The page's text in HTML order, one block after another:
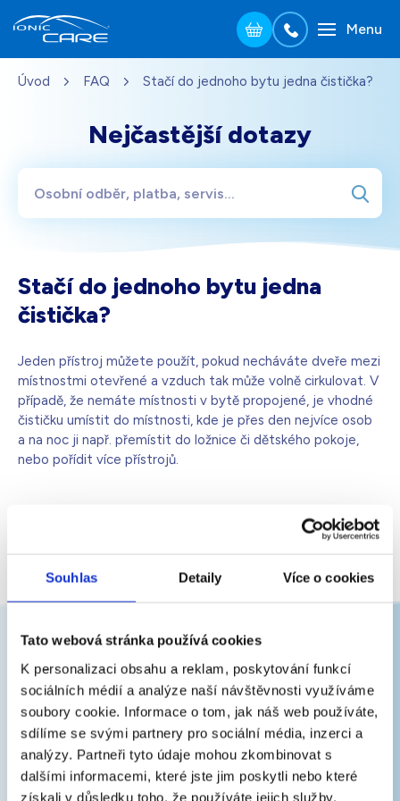
Souhlas Detaily Více o cookies
Tato webová stránka používá cookies
K personalizaci obsahu a reklam, poskytování funkcí
sociálních médií a analýze naší návštěvnosti využíváme
soubory cookie. Informace o tom, jak náš web používáte,
sdílíme se svými partnery pro sociální média, inzerci a
analýzy. Partneři tyto údaje mohou zkombinovat s
dalšími informacemi, které jste jim poskytli nebo které
získali v důsledku toho, že používáte jejich služby.
Přejít na hlavní obsah
Menu
Úvod FAQ Stačí do jednoho bytu jedna čistička?
Nejčastější dotazy
Stačí do jednoho bytu jedna
čistička?
Jeden přístroj můžete použít, pokud necháváte dveře mezi
místnostmi otevřené a vzduch tak může volně cirkulovat. V
případě, že nemáte místnosti v bytě propojené, je vhodné
čističku umístit do místnosti, kde je přes den nejvíce osob
a na noc ji např. přemístit do ložnice či dětského pokoje,
nebo pořídit více přístrojů.
ZOBRAZIT VŠECHNY ČASTÉ DOTAZY
Newsletter
Zajímá vás, jak mít doma čistý a zdravý vzduch?
Dejte nám e-mail a my vám řekneme, jak na to.
E-
mail
Dřevo dub 3 990
Skladem - doprava zdarma Dárek pro vás při zadání kódu
Skladem - doprava zdarma Dárek pro vás při zadání kódu
Černá 3 690 Kč
Skladem - doprava zdarma Dárek pro vás při zadání kódu
Bílá s krystaly 4 990
Skladem - doprava zdarma Dárek pro vás při zadání kódu